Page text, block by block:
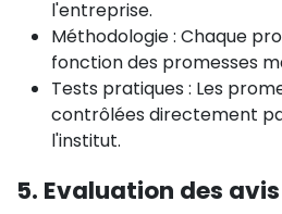
l'entreprise.
Méthodologie : Chaque
fonction des promesses
Tests pratiques : Les
contrôlées directement
l'institut.
5. Evaluation des